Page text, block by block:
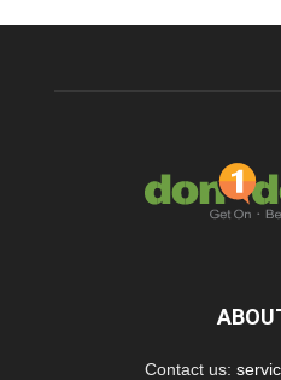
Contact us: